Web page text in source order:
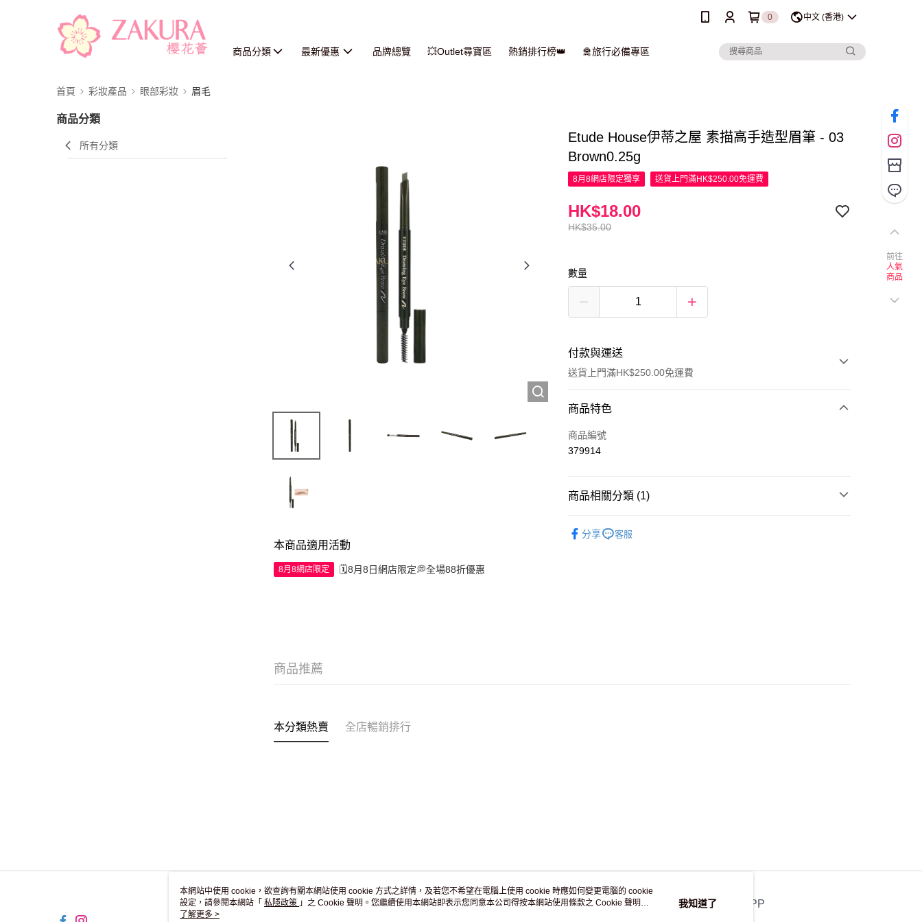
0 中文 (香港)
商品分類 最新優惠 品牌總覽 💥Outlet尋寶區 熱銷排行榜👑 🛅旅行必備專區
首頁 彩妝產品 眼部彩妝 眉毛
商品分類
所有分類
本商品適用活動
8月8網店限定 🗓️8月8日網店限定💭全場88折優惠
Etude House伊蒂之屋 素描高手造型眉筆 - 03
Brown0.25g
8月8網店限定獨享 送貨上門滿HK$250.00免運費
HK$35.00
HK$18.00
數量
付款與運送
送貨上門滿HK$250.00免運費
付款方式
信用卡
商品特色
商品編號
379914
商品相關分類 (1)
分享
客服
商品推薦
本分類熱賣 全店暢銷排行
關於我們 客戶服務 官方APP
前往
人氣
商品
本網站中使用 cookie，欲查詢有關本網站使用 cookie 方式之詳情，及若您不希望在電腦上使用 cookie 時應如何變更電腦的 cookie
設定，請參閱本網站「 私隱政策 」之 Cookie 聲明。您繼續使用本網站即表示您同意本公司得按本網站使用條款之 Cookie 聲明使
用 cookie。
了解更多 >
我知道了